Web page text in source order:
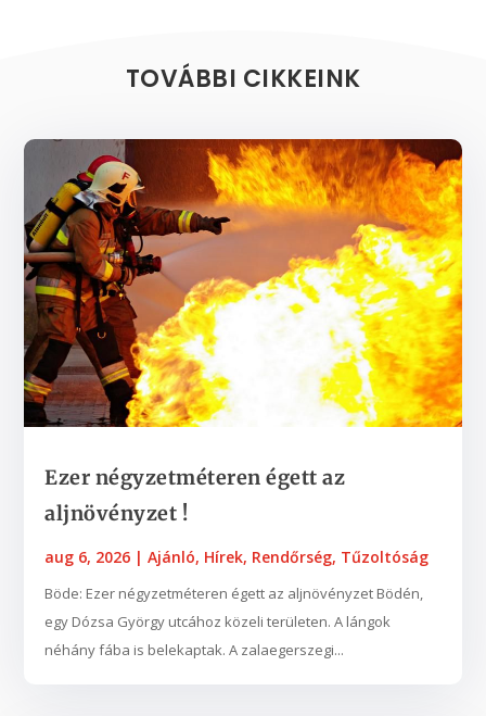
TOVÁBBI CIKKEINK
Ezer négyzetméteren égett az
aljnövényzet !
aug 6, 2026 |Ajánló, Hírek, Rendőrség, Tűzoltóság
Böde: Ezer négyzetméteren égett az aljnövényzet Bödén,
egy Dózsa György utcához közeli területen. A lángok
néhány fába is belekaptak. A zalaegerszegi...